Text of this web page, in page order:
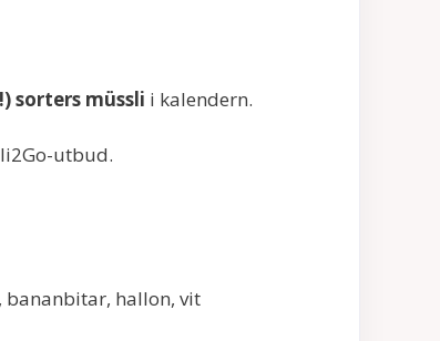
sorters müssli i kalendern.
utbud.
bananbitar, hallon, vit